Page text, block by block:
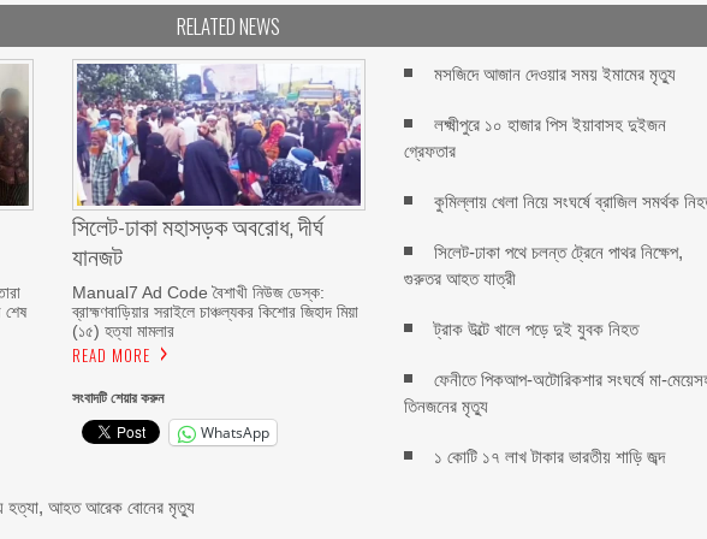
RELATED NEWS
শেষ
সিলেট-ঢাকা মহাসড়ক অবরোধ, দীর্ঘ
যানজট
Manual7 Ad Code বৈশাখী নিউজ ডেস্ক:
ব্রাহ্মণবাড়িয়ার সরাইলে চাঞ্চল্যকর কিশোর জিহাদ মিয়া
(১৫) হত্যা মামলার
READ MORE
সংবাদটি শেয়ার করুন
WhatsApp
মসজিদে আজান দেওয়ার সময় ইমামের মৃত্যু
লক্ষ্মীপুরে ১০ হাজার পিস ইয়াবাসহ দুইজন
গ্রেফতার
কুমিল্লায় খেলা নিয়ে সংঘর্ষে ব্রাজিল সমর্থক
সিলেট-ঢাকা পথে চলন্ত ট্রেনে পাথর নিক্ষেপ,
গুরুতর আহত যাত্রী
ট্রাক উল্টে খালে পড়ে দুই যুবক নিহত
ফেনীতে পিকআপ-অটোরিকশার সংঘর্ষে মা-
তিনজনের মৃত্যু
১ কোটি ১৭ লাখ টাকার ভারতীয় শাড়ি জব্দ
হত্যা, আহত আরেক বোনের মৃত্যু